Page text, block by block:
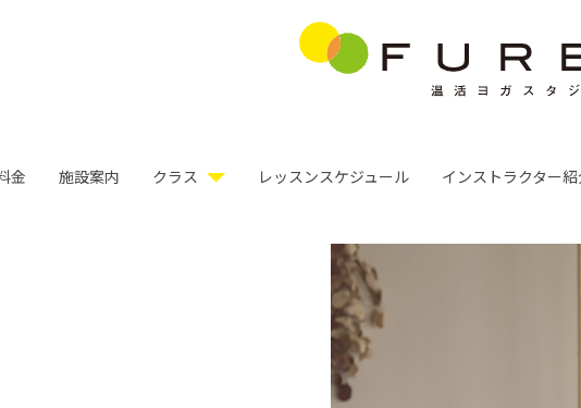
金 施設案内 クラス レッスンスケジュール インストラクター